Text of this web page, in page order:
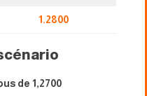
1.2800
de 1,2700